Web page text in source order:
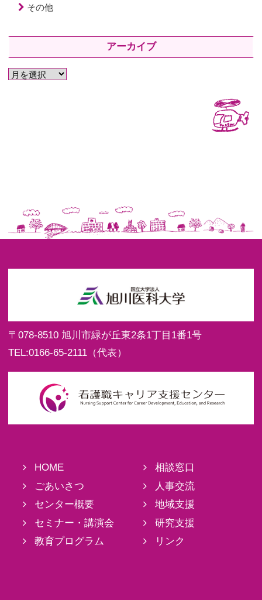
その他
アーカイブ
〒078-8510 旭川市緑が丘東2条1丁目1番1号
TEL:0166-65-2111（代表）
HOME
ごあいさつ
センター概要
セミナー・講演会
教育プログラム
相談窓口
人事交流
地域支援
研究支援
リンク